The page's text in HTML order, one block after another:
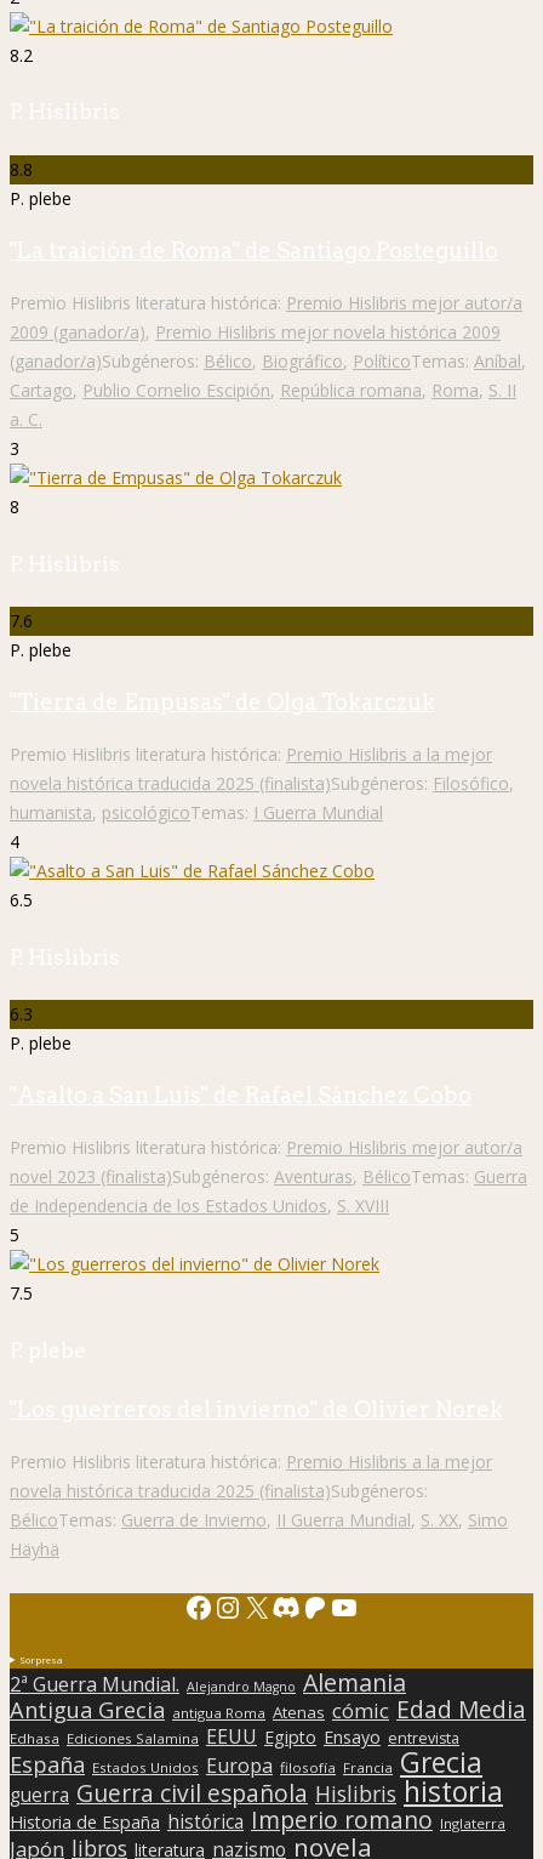
8.2
P. Hislibris
8.8
P. plebe
"La traición de Roma" de Santiago Posteguillo
Premio Hislibris literatura histórica: Premio Hislibris mejor autor/a
2009 (ganador/a), Premio Hislibris mejor novela histórica 2009
(ganador/a)Subgéneros: Bélico, Biográfico, PolíticoTemas: Aníbal,
Cartago, Publio Cornelio Escipión, República romana, Roma, S. II
a. C.
3
8
P. Hislibris
7.6
P. plebe
"Tierra de Empusas" de Olga Tokarczuk
Premio Hislibris literatura histórica: Premio Hislibris a la mejor
novela histórica traducida 2025 (finalista)Subgéneros: Filosófico,
humanista, psicológicoTemas: I Guerra Mundial
4
6.5
P. Hislibris
6.3
P. plebe
"Asalto a San Luis" de Rafael Sánchez Cobo
Premio Hislibris literatura histórica: Premio Hislibris mejor autor/a
novel 2023 (finalista)Subgéneros: Aventuras, BélicoTemas: Guerra
de Independencia de los Estados Unidos, S. XVIII
5
7.5
P. plebe
"Los guerreros del invierno" de Olivier Norek
Premio Hislibris literatura histórica: Premio Hislibris a la mejor
novela histórica traducida 2025 (finalista)Subgéneros:
BélicoTemas: Guerra de Invierno, II Guerra Mundial, S. XX, Simo
Häyhä
Facebook
Instagram
X Discord
Patreon
YouTube
Sorpresa
2ª Guerra Mundial. Alejandro Magno Alemania
Antigua Grecia antigua Roma Atenas cómic Edad Media
Edhasa Ediciones Salamina EEUU Egipto Ensayo entrevista
España Estados Unidos Europa filosofía Francia Grecia
guerra Guerra civil española Hislibris historia
Historia de España histórica Imperio romano Inglaterra
Japón libros literatura nazismo novela